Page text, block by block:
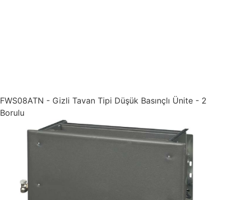
FWS08ATN - Gizli Tavan Tipi Düşük Basınçlı Ünite - 2
Borulu